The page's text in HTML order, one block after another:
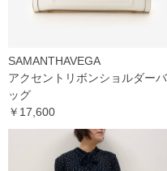
SAMANTHAVEGA
アクセントリボンショルダーバ
ッグ
￥17,600